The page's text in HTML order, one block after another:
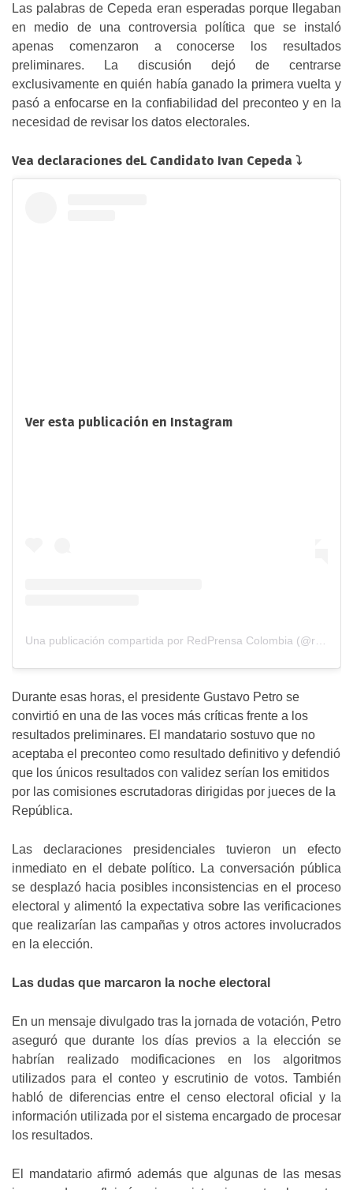
Las palabras de Cepeda eran esperadas porque llegaban
en medio de una controversia política que se instaló
apenas comenzaron a conocerse los resultados
preliminares. La discusión dejó de centrarse
exclusivamente en quién había ganado la primera vuelta y
pasó a enfocarse en la confiabilidad del preconteo y en la
necesidad de revisar los datos electorales.
Vea declaraciones deL Candidato Ivan Cepeda ⤵️
Ver esta publicación en Instagram
Durante esas horas, el presidente Gustavo Petro se
convirtió en una de las voces más críticas frente a los
resultados preliminares. El mandatario sostuvo que no
aceptaba el preconteo como resultado definitivo y defendió
que los únicos resultados con validez serían los emitidos
por las comisiones escrutadoras dirigidas por jueces de la
República.
Las declaraciones presidenciales tuvieron un efecto
inmediato en el debate político. La conversación pública
se desplazó hacia posibles inconsistencias en el proceso
electoral y alimentó la expectativa sobre las verificaciones
que realizarían las campañas y otros actores involucrados
en la elección.
Las dudas que marcaron la noche electoral
En un mensaje divulgado tras la jornada de votación, Petro
aseguró que durante los días previos a la elección se
habrían realizado modificaciones en los algoritmos
utilizados para el conteo y escrutinio de votos. También
habló de diferencias entre el censo electoral oficial y la
información utilizada por el sistema encargado de procesar
los resultados.
El mandatario afirmó además que algunas de las mesas